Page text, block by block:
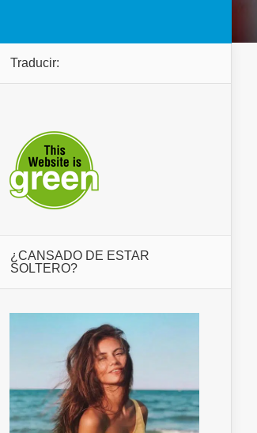
Traducir:
¿CANSADO DE ESTAR
SOLTERO?